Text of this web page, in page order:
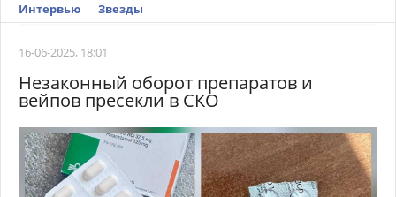
Интервью
Звезды
16-06-2025, 18:01
Незаконный оборот препаратов и
вейпов пресекли в СКО